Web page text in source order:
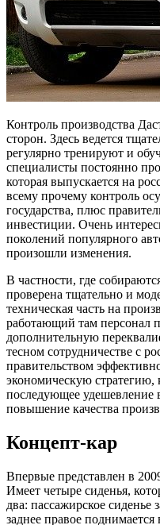
Контроль производства
сторон. Здесь ведется
регулярно тренируют и
специалисты постоянно
которая выпускается на
всему прочему контроль
государства, плюс
инвестиции. Очень
поколений популярного
произошли изменения.
В частности, где
проверена тщательно и
техническая часть на
работающий там персонал
дополнительную
тесном сотрудничестве с
правительством
экономическую стратегию,
последующее удешевление
повышение качества
Концепт-кар
Впервые представлен в
Имеет четыре сиденья,
два: пассажирское сиденье
заднее правое